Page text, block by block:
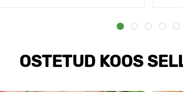
OSTETUD KOOS